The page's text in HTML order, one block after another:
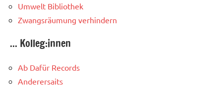
Umwelt Bibliothek
Zwangsräumung verhindern
... Kolleg:innen
Ab Dafür Records
Anderersaits